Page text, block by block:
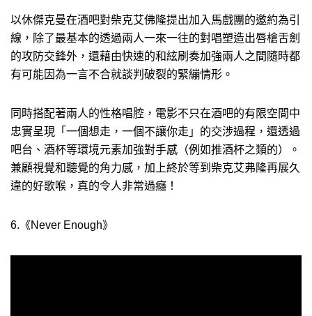
以休傑克曼在酒吧對柴克艾佛隆提出加入馬戲團的邀約為引
線，除了最基本的透過兩人一來一往的對唱塑造出唇槍舌劍
的攻防交鋒外，還藉由快速的和絃刷奏加強兩人之間隨時都
有可能因為一言不合就談判破裂的緊繃情形。
同時搭配著兩人的性格唱腔，電影不只在酒吧的有限空間中
忠實呈現「一個想走，一個不讓你走」的交涉過程，還透過
吧台、酒杯等環境元素加強對手感（例如推酒杯之類的）。
兼顧視覺和聽覺的角力感，加上終於等到柴克艾弗隆再展久
違的好歌喉，真的令人非常過癮！
6.《Never Enough》